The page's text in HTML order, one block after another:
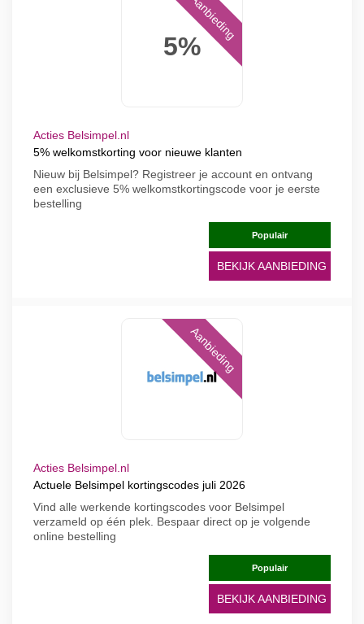
5%
Aanbieding
Acties Belsimpel.nl
5% welkomstkorting voor nieuwe klanten
Nieuw bij Belsimpel? Registreer je account en ontvang
een exclusieve 5% welkomstkortingscode voor je eerste
bestelling
Populair
BEKIJK AANBIEDING
Aanbieding
Acties Belsimpel.nl
Actuele Belsimpel kortingscodes juli 2026
Vind alle werkende kortingscodes voor Belsimpel
verzameld op één plek. Bespaar direct op je volgende
online bestelling
Populair
BEKIJK AANBIEDING